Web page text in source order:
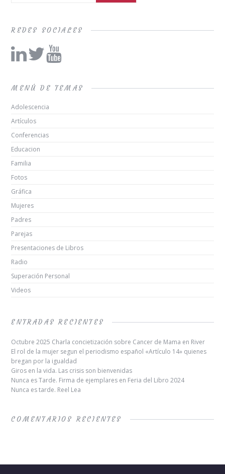
REDES SOCIALES
MENÚ DE TEMAS
Adolescencia
Artículos
Conferencias
Educacion
Familia
Fotos
Gráfica
Mujeres
Padres
Parejas
Presentaciones de Libros
Radio
Superación Personal
Videos
ENTRADAS RECIENTES
Octubre 2025 Charla concietización sobre Cancer de Mama en River
El rol de la mujer segun el periodismo español «Artículo 14» quienes
bregan por la igualdad
Giros en la vida. Las crisis son bienvenidas
Nunca es Tarde. Firma de ejemplares en Feria del Libro 2024
Nunca es tarde. Reel Lea
COMENTARIOS RECIENTES